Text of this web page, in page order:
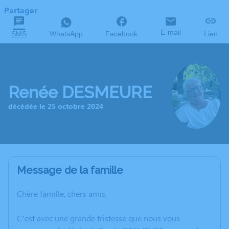
Partager
SMS WhatsApp Facebook E-mail Lien
Renée DESMEURE
décédée le 25 octobre 2024
Message de la famille
Chère famille, chers amis,
C’est avec une grande tristesse que nous vous